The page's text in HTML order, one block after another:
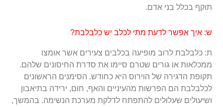
תוקף בכלל בני אדם.
ש: איך אפשר לדעת מתי לכלב יש כלבלבת?
ת: כלבלבת לרוב מופיעה בכלבים צעירים אשר אומצו
ממכלאות או גורים שטרם סיימו את סדרת החיסונים שלהם.
תקופת הדגירה של הוירוס היא כחודש. הסימנים הראשונים
לכלבלבת הם הפרשות מהעיניים והאף, חום, ירידה בתיאבון
ושיעולים שעלולים להתפתח לדלקת מערכת הנשימה. בהמשך,